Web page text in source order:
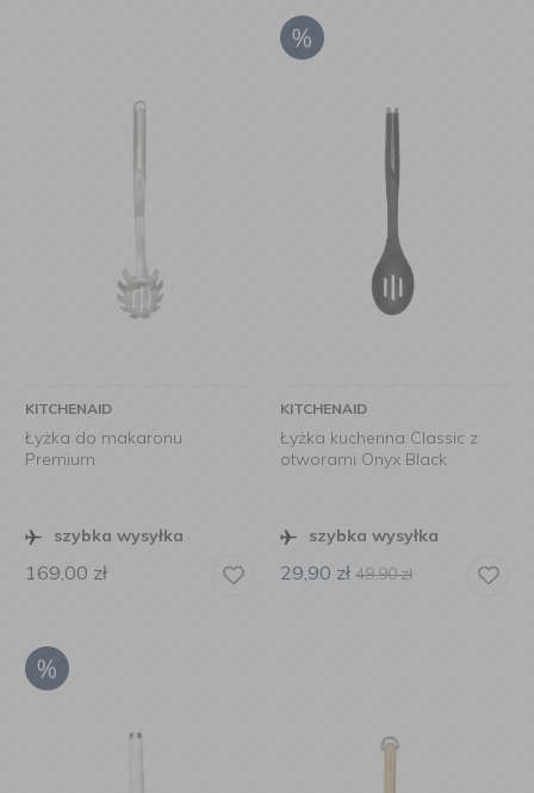
KITCHENAID
Łyżka do makaronu
Premium
szybka wysyłka
169,00 zł
KITCHENAID
Łyżka kuchenna Classic z
otworami Onyx Black
szybka wysyłka
29,90 zł 49,90zł